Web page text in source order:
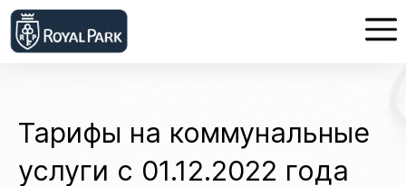
Тарифы на коммунальные
услуги с 01.12.2022 года